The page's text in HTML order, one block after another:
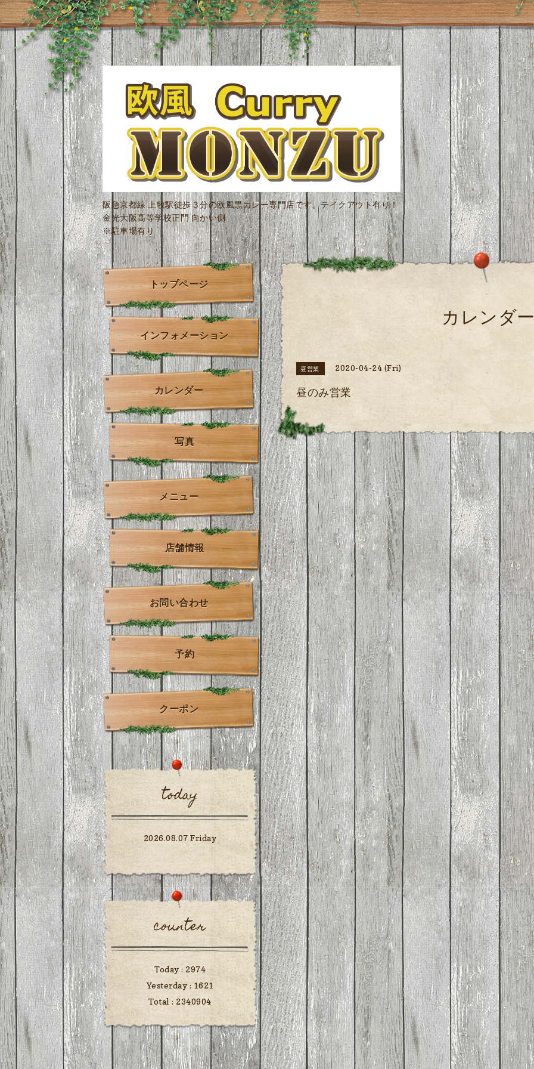
阪急京都線 上牧駅徒歩３分の欧風黒カレー専門店です。テイクアウト有り！
金光大阪高等学校正門 向かい側
※駐車場有り
カレンダ
昼営業 2020-04-24 (Fri)
昼のみ営業
トップページ
インフォメーション
カレンダー
写真
メニュー
店舗情報
お問い合わせ
予約
クーポン
today
2026.08.07 Friday
counter
Today : 2974
Yesterday : 1621
Total : 2340904